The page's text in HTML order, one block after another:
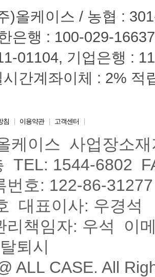
침 이용약관 고객센터
케이스 사업장소
TEL: 1544-6802
번호: 122-86-
대표이사: 우경석
리책임자: 우석
이
퇴시
ALL CASE. All